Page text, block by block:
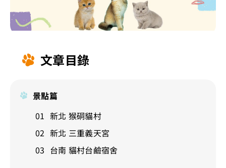
文章目錄
景點篇
新北 猴硐貓村
新北 三重義天宮
台南 貓村台鹼宿舍